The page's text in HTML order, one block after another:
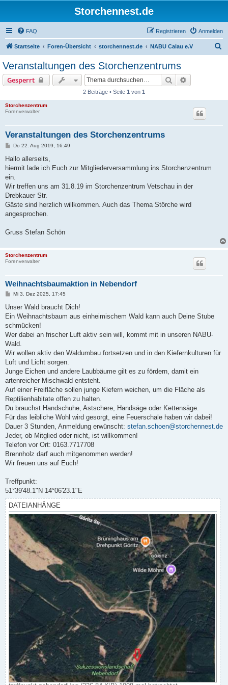
Storchennest.de
FAQ Anmelden
Registrieren
Startseite Foren-Übersicht storchennest.de NABU Calau e.V
Veranstaltungen des Storchenzentrums
Gesperrt Suche
2 Beiträge • Seite 1 von 1
Storchenzentrum
Forenverwalter
Veranstaltungen des Storchenzentrums
B
i
r
a
Do 22. Aug 2019, 16:49
Hallo allerseits,
hiermit lade ich Euch zur Mitgliederversammlung ins Storchenzentrum
ein.
Wir treffen uns am 31.8.19 im Storchenzentrum Vetschau in der
Drebkauer Str.
Gäste sind herzlich willkommen. Auch das Thema Störche wird
angesprochen.
Gruss Stefan Schön
Storchenzentrum
Forenverwalter
Weihnachtsbaumaktion in Nebendorf
B
i
r
a
Mi 3. Dez 2025, 17:45
Unser Wald braucht Dich!
Ein Weihnachtsbaum aus einheimischem Wald kann auch Deine Stube
schmücken!
Wer dabei an frischer Luft aktiv sein will, kommt mit in unseren NABU-
Wald.
Wir wollen aktiv den Waldumbau fortsetzen und in den Kiefernkulturen für
Luft und Licht sorgen.
Junge Eichen und andere Laubbäume gilt es zu fördern, damit ein
artenreicher Mischwald entsteht.
Auf einer Freifläche sollen junge Kiefern weichen, um die Fläche als
Reptilienhabitate offen zu halten.
Du brauchst Handschuhe, Astschere, Handsäge oder Kettensäge.
Für das leibliche Wohl wird gesorgt, eine Feuerschale haben wir dabei!
Dauer 3 Stunden, Anmeldung erwünscht: stefan.schoen@storchennest.de
Jeder, ob Mitglied oder nicht, ist willkommen!
Telefon vor Ort: 0163.7717708
Brennholz darf auch mitgenommen werden!
Wir freuen uns auf Euch!
Treffpunkt:
51°39'48.1"N 14°06'23.1"E
DATEIANHÄNGE